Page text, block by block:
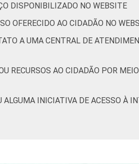
DISPONIBILIZADO NO WEBSITE
OFERECIDO AO CIDADÃO NO
A UMA CENTRAL DE
RECURSOS AO CIDADÃO POR
INICIATIVA DE ACESSO À